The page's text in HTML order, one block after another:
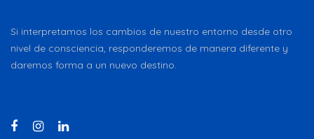
Si interpretamos los cambios de nuestro entorno desde otro
nivel de consciencia, responderemos de manera diferente y
daremos forma a un nuevo destino.